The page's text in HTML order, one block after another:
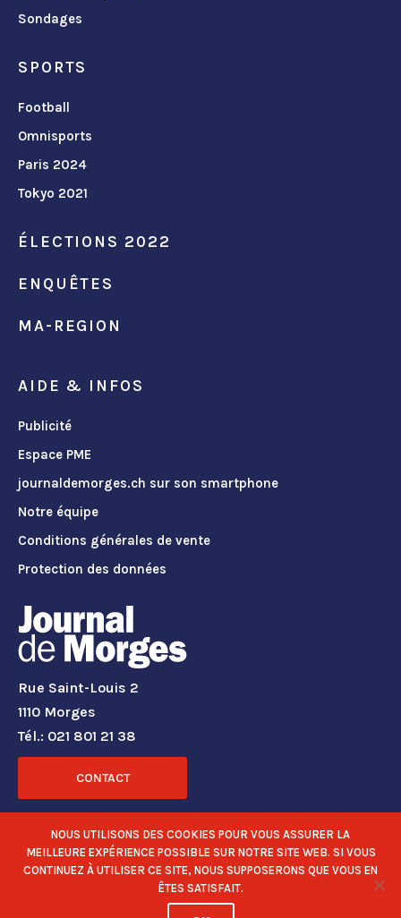
Sondages
SPORTS
Football
Omnisports
Paris 2024
Tokyo 2021
ÉLECTIONS 2022
ENQUÊTES
MA-REGION
AIDE & INFOS
Publicité
Espace PME
journaldemorges.ch sur son smartphone
Notre équipe
Conditions générales de vente
Protection des données
Rue Saint-Louis 2
1110 Morges
Tél.: 021 801 21 38
CONTACT
RÉSEAUX SOCIAUX
NOUS UTILISONS DES COOKIES POUR VOUS ASSURER LA
MEILLEURE EXPÉRIENCE POSSIBLE SUR NOTRE SITE WEB. SI VOUS
CONTINUEZ À UTILISER CE SITE, NOUS SUPPOSERONS QUE VOUS EN
ÊTES SATISFAIT.